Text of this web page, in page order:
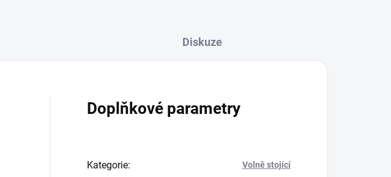
Diskuze
Doplňkové parametry
Kategorie: Volně stojící